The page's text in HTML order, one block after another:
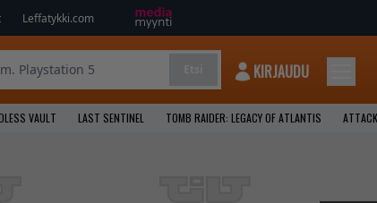
Leffatykki.com
KIRJAUDU
VAULT LAST SENTINEL TOMB RAIDER: LEGACY OF ATLANTIS